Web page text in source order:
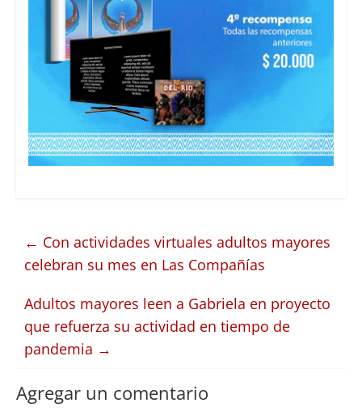
← Con actividades virtuales adultos mayores
celebran su mes en Las Compañías
Adultos mayores leen a Gabriela en proyecto
que refuerza su actividad en tiempo de
pandemia →
Agregar un comentario